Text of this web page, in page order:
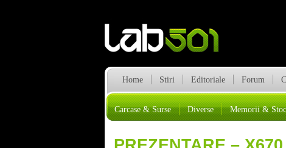
Home Stiri Editoriale Forum
Carcase & Surse Diverse Memorii &